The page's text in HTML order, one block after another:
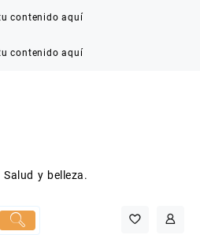
contenido aquí
contenido aquí
y belleza.